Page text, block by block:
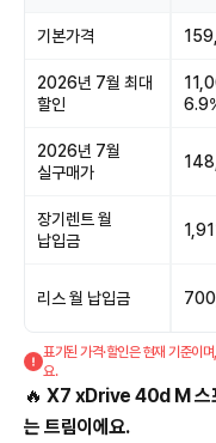
기본가격
2026년 7월 최대
할인
2026년 7월
실구매가
장기렌트 월
납입금
리스 월 납입금
표기된 가격·할인은 현재 기준이
요.
🔥 X7 xDrive 40d M 스
는 트림이에요.